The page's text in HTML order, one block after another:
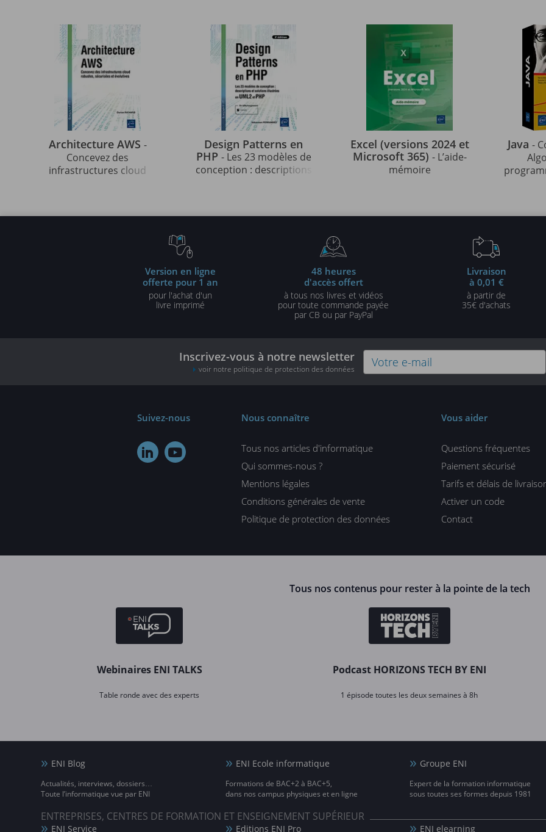
Architecture AWS -
Concevez des
infrastructures cloud
Design Patterns en
PHP - Les 23 modèles de
conception : descriptions
Excel (versions 2024 et
Microsoft 365) - L’aide-
mémoire
Java -
Version en ligne
offerte pour 1 an
pour l'achat d'un
livre imprimé
48 heures
d'accès offert
à tous nos livres et vidéos
pour toute commande payée
par CB ou par PayPal
Livraison
à 0,01 €
à partir de
35€ d'achats
Inscrivez-vous à notre newsletter
voir notre politique de protection des données
Suivez-nous
 
Nous connaître
Tous nos articles d'informatique
Qui sommes-nous ?
Mentions légales
Conditions générales de vente
Politique de protection des données
Vous aider
Questions fréquentes
Paiement sécurisé
Tarifs et délais de
Activer un code
Contact
Tous nos contenus pour rester à la pointe de la tech
Webinaires ENI TALKS
Table ronde avec des experts
Podcast HORIZONS TECH BY ENI
1 épisode toutes les deux semaines à 8h
ENI Blog
Actualités, interviews, dossiers…
Toute l’informatique vue par ENI
ENI Ecole informatique
Formations de BAC+2 à BAC+5,
dans nos campus physiques et en ligne
Groupe ENI
Expert de la formation informatique
sous toutes ses formes depuis 1981
ENTREPRISES, CENTRES DE FORMATION ET ENSEIGNEMENT SUPÉRIEUR
ENI Service Editions ENI Pro ENI elearning